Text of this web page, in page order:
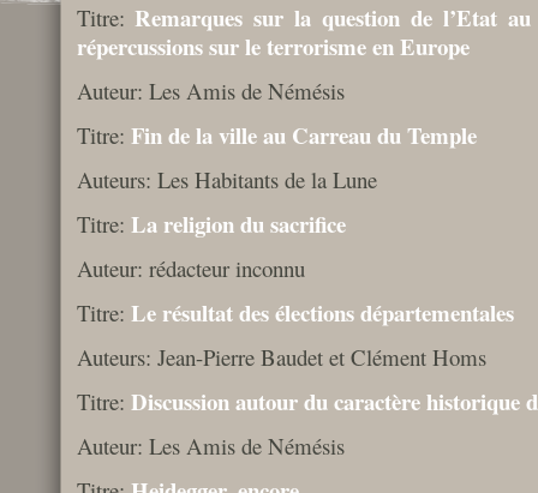
Titre: Remarques sur la question de l’Etat
répercussions sur le terrorisme en Europe
Auteur: Les Amis de Némésis
Titre: Fin de la ville au Carreau du Temple
Auteurs: Les Habitants de la Lune
Titre: La religion du sacrifice
Auteur: rédacteur inconnu
Titre: Le résultat des élections départementales
Auteurs: Jean-Pierre Baudet et Clément Homs
Titre: Discussion autour du caractère historique
Auteur: Les Amis de Némésis